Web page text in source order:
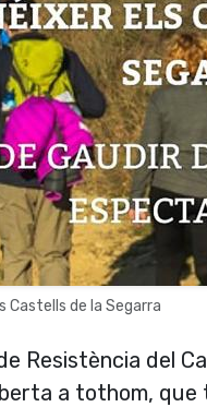
Castells de la Segarra
Resistència del
a tothom, que